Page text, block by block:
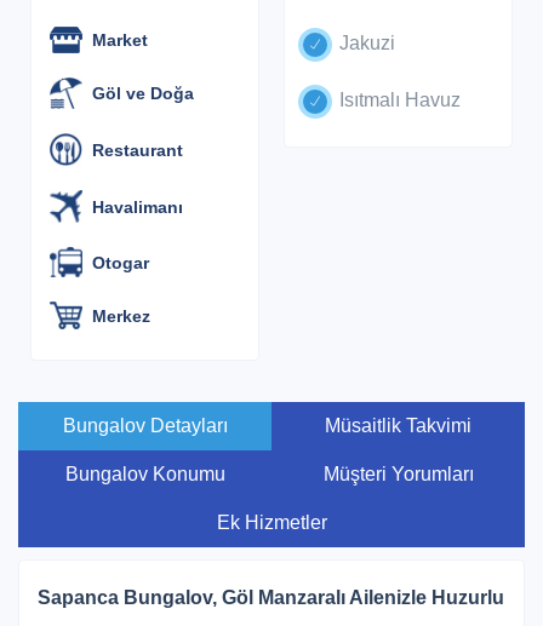
Market
Göl ve Doğa
Restaurant
Havalimanı
Otogar
Merkez
Jakuzi
Isıtmalı Havuz
Bungalov Detayları Müsaitlik Takvimi
Bungalov Konumu Müşteri Yorumları
Ek Hizmetler
Sapanca Bungalov, Göl Manzaralı Ailenizle Huzurlu